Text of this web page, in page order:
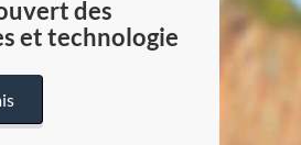
des
et technologie